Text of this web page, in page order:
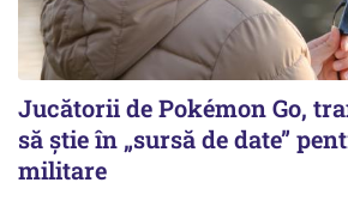
Jucătorii de Pokémon Go,
să știe în „sursă de date”
militare